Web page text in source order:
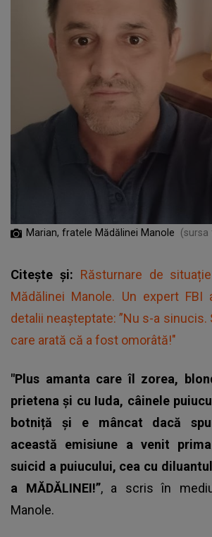
Marian, fratele Mădălinei Manole
Citește și: Răsturnare de
Mădălinei Manole. Un expert
detalii neașteptate: ”Nu s-a sinucis.
care arată că a fost omorâtă!"
"Plus amanta care îl zorea,
prietena și cu Iuda, câinele
botniță și e mâncat dacă
această emisiune a venit
suicid a puiucului, cea cu
a MĂDĂLINEI!”, a scris în
Manole.